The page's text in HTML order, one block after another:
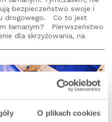
O plikach cookies
bezpieczeństwo swoje i
drogowego. Co to jest
łamanym? Pierwszeństwo
dla skrzyżowania, na